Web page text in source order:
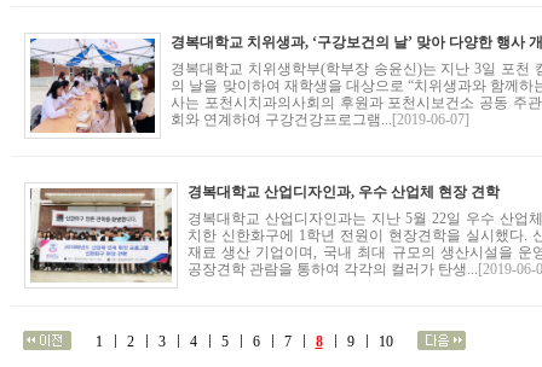
경복대학교 치위생과, ‘구강보건의 날’ 맞아 다양한 행사
경복대학교 치위생학부(학부장 송윤신)는 지난 3일 포천
의 날을 맞이하여 재학생을 대상으로 “치위생과와 함께
사는 포천시치과의사회의 후원과 포천시보건소 공동 주
회와 연계하여 구강건강프로그램... [2019-06-07]
경복대학교 산업디자인과, 우수 산업체 현장 견학
경복대학교 산업디자인과는 지난 5월 22일 우수 산업
치한 신한화구에 1학년 전원이 현장견학을 실시했다.
재료 생산 기업이며, 국내 최대 규모의 생산시설을 운
공장견학 관람을 통하여 각각의 컬러가 탄생... [2019-06-
1 2 3 4 5 6 7 8 9 10